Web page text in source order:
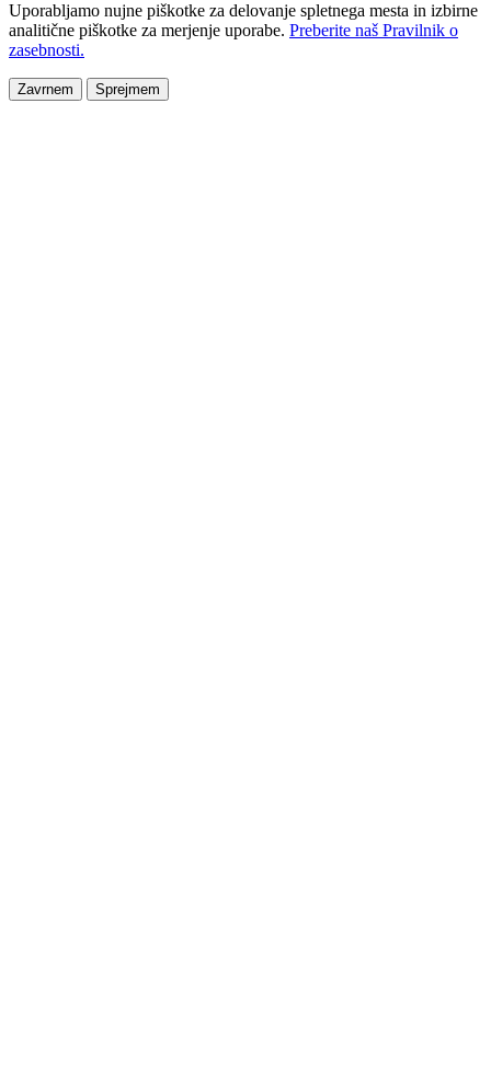
Uporabljamo nujne piškotke za delovanje spletnega mesta in izbirne
analitične piškotke za merjenje uporabe. Preberite naš Pravilnik o
zasebnosti.
Zavrnem Sprejmem